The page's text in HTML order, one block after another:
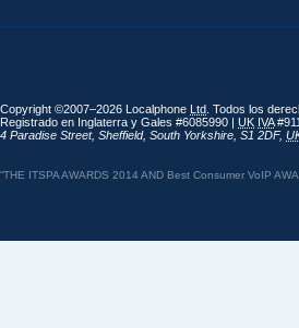
Copyright ©2007–2026 Localphone Ltd . Todos los
Registrado en Inglaterra y Gales #6085990 | UK IVA
4 Paradise Street, Sheffield, South Yorkshire S1 2DF,
“THE ITSPA AWARDS 2014 AND Best Consumer VoIP